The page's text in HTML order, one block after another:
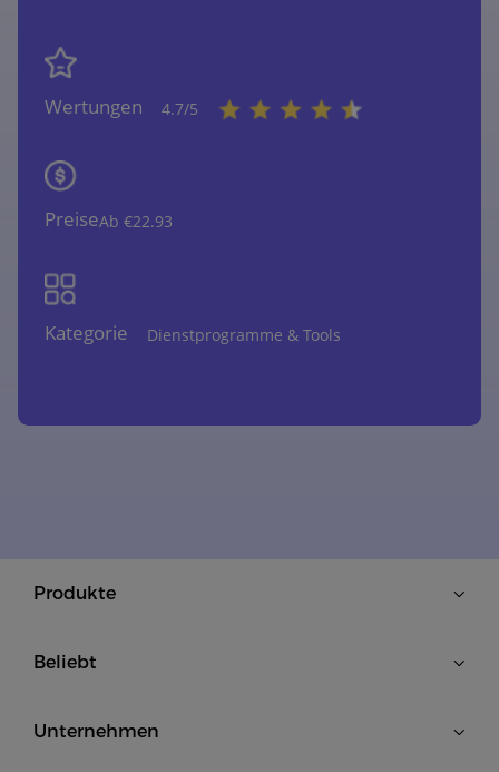
Wertungen 4.7/5
PreiseAb €22.93
Kategorie Dienstprogramme & Tools
Produkte
Beliebt
Unternehmen